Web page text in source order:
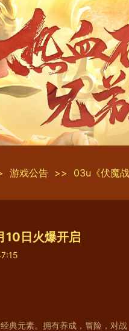
游戏公告 >>
日火爆开启
典元素。拥有养成，冒险，对